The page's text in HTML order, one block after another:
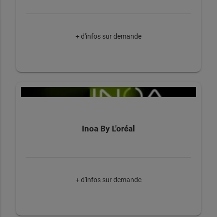
+ d'infos sur demande
Inoa By L'oréal
+ d'infos sur demande